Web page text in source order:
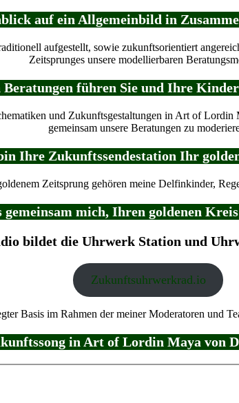
auf ein Allgemeinbild in
aufgestellt, sowie zukunftsorientiert
Zeitsprunges unsere modellierbaren
führen Sie und Ihre
und Zukunftsgestaltungen in Art of
gemeinsam unsere Beratungen zu
Ihre Zukunftssendestation Ihr
Zeitsprung gehören meine Delfinkinder,
gemeinsam mich, Ihren goldenen
bildet die Uhrwerk Station und
Zukunftsuhrwerkrad.io
Basis im Rahmen der meiner Moderatoren und
in Art of Lordin Maya von